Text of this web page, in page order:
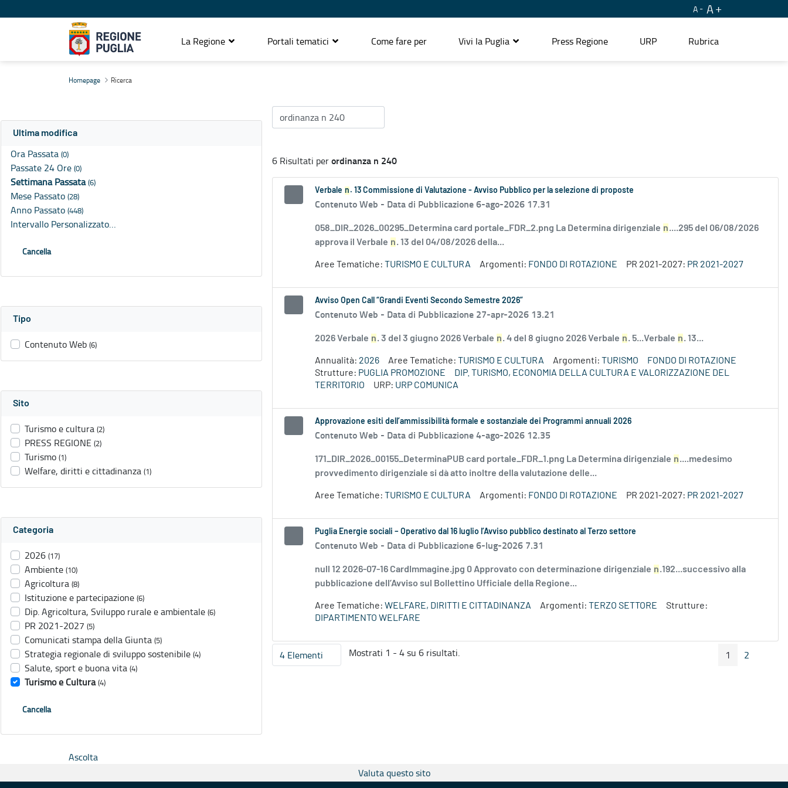
A A
La Regione Portali tematici Come fare per Vivi la Puglia Press Regione URP Rubrica
Homepage Ricerca
Ultima modifica
Ora Passata (0)
Passate 24 Ore (0)
Settimana Passata(6)
Mese Passato (28)
Anno Passato (448)
Intervallo Personalizzato…
Cancella
Tipo
Contenuto Web (6)
Sito
Turismo e cultura (2)
PRESS REGIONE (2)
Turismo (1)
Welfare, diritti e cittadinanza (1)
Categoria
2026 (17)
Ambiente (10)
Agricoltura (8)
Istituzione e partecipazione (6)
Dip. Agricoltura, Sviluppo rurale e ambientale (6)
PR 2021-2027 (5)
Comunicati stampa della Giunta (5)
Strategia regionale di sviluppo sostenibile (4)
Salute, sport e buona vita (4)
Turismo e Cultura (4)
Cancella
6 Risultati perordinanza n 240
Verbale n . 13 Commissione di Valutazione - Avviso Pubblico per la selezione di proposte
Contenuto Web - Data di Pubblicazione 6-ago-2026 17.31
058_DIR_2026_00295_Determina card portale_FDR_2.png La Determina dirigenziale n....295 del 06/08/2026
approva il Verbale n. 13 del 04/08/2026 della...
Aree Tematiche: TURISMO E CULTURA Argomenti: FONDO DI ROTAZIONE PR 2021-2027: PR 2021-2027
Avviso Open Call “Grandi Eventi Secondo Semestre 2026”
Contenuto Web - Data di Pubblicazione 27-apr-2026 13.21
2026 Verbale n. 3 del 3 giugno 2026 Verbale n. 4 del 8 giugno 2026 Verbale n. 5...Verbale n. 13...
Annualità: 2026 Aree Tematiche: TURISMO E CULTURA Argomenti: TURISMO
FONDO DI ROTAZIONE
Strutture: PUGLIA PROMOZIONE
DIP. TURISMO, ECONOMIA DELLA CULTURA E VALORIZZAZIONE DEL
TERRITORIO
URP: URP COMUNICA
Approvazione esiti dell’ammissibilità formale e sostanziale dei Programmi annuali 2026
Contenuto Web - Data di Pubblicazione 4-ago-2026 12.35
171_DIR_2026_00155_DeterminaPUB card portale_FDR_1.png La Determina dirigenziale n....medesimo
provvedimento dirigenziale si dà atto inoltre della valutazione delle...
Aree Tematiche: TURISMO E CULTURA Argomenti: FONDO DI ROTAZIONE PR 2021-2027: PR 2021-2027
Puglia Energie sociali – Operativo dal 16 luglio l’Avviso pubblico destinato al Terzo settore
Contenuto Web - Data di Pubblicazione 6-lug-2026 7.31
null 12 2026-07-16 CardImmagine.jpg 0 Approvato con determinazione dirigenziale n.192...successivo alla
pubblicazione dell’Avviso sul Bollettino Ufficiale della Regione...
Aree Tematiche: WELFARE, DIRITTI E CITTADINANZA Argomenti: TERZO SETTORE
Strutture:
DIPARTIMENTO WELFARE
4 ElementiPer pagina
Mostrati 1 - 4 su 6 risultati. Pagina Precedente
Pagina
1 Pagina
2
Ascolta
Valuta questo sito